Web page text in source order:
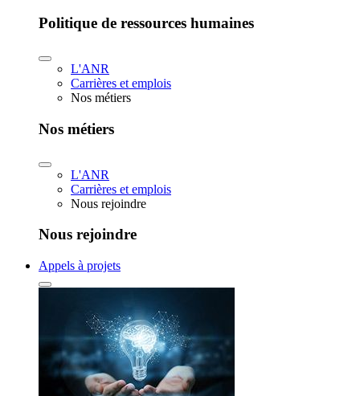
Politique de ressources humaines
L'ANR
Carrières et emplois
Nos métiers
Nos métiers
L'ANR
Carrières et emplois
Nous rejoindre
Nous rejoindre
Appels à projets